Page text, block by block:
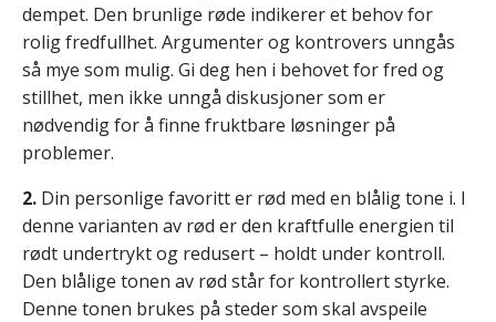
dempet. Den brunlige røde indikerer et behov for
rolig fredfullhet. Argumenter og kontrovers unngås
så mye som mulig. Gi deg hen i behovet for fred og
stillhet, men ikke unngå diskusjoner som er
nødvendig for å finne fruktbare løsninger på
problemer.
2. Din personlige favoritt er rød med en blålig tone i. I
denne varianten av rød er den kraftfulle energien til
rødt undertrykt og redusert – holdt under kontroll.
Den blålige tonen av rød står for kontrollert styrke.
Denne tonen brukes på steder som skal avspeile